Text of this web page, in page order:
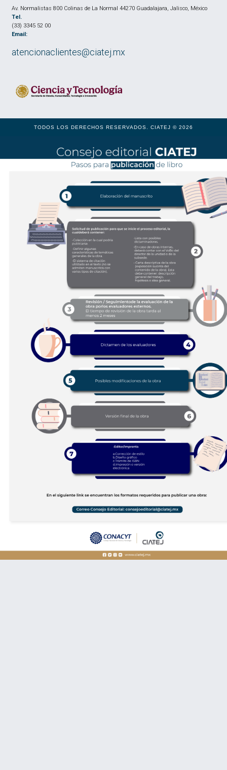
Av. Normalistas 800 Colinas de La Normal 44270 Guadalajara, Jalisco, México
Tel.
(33) 3345 52 00
Email:
atencionaclientes@ciatej.mx
TODOS LOS DERECHOS RESERVADOS. CIATEJ © 2026